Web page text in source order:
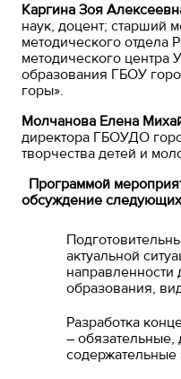
Каргина Зоя
наук, доцент; старший
методического отдела
методического центра
образования ГБОУ
горы».
Молчанова Елена
директора ГБОУДО
творчества детей и
Программой
обсуждение
актуальной
направленности
образования,
Разработка
–
содержательные